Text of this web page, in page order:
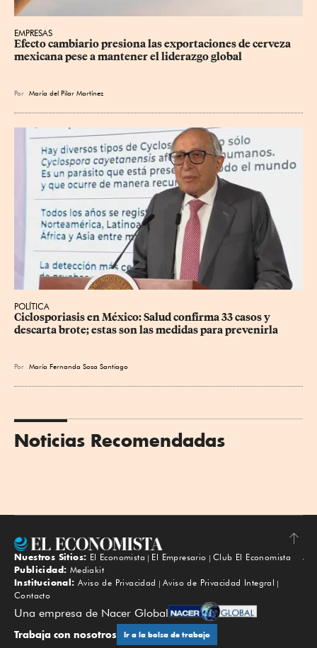
EMPRESAS
Efecto cambiario presiona las exportaciones de cerveza
mexicana pese a mantener el liderazgo global
Por María del Pilar Martínez
POLÍTICA
Ciclosporiasis en México: Salud confirma 33 casos y
descarta brote; estas son las medidas para prevenirla
Por María Fernanda Sosa Santiago
Noticias Recomendadas
Subir
Nuestros Sitios: El Economista El Empresario
Club El Economista
Publicidad: Mediakit
Institucional: Aviso de Privacidad
Aviso de Privacidad Integral
Contacto
Una empresa de Nacer Global
Trabaja con nosotros Ir a la bolsa de trabajo